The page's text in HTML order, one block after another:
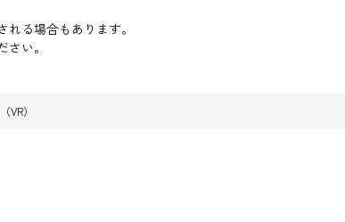
る場合もあります。
い。
）